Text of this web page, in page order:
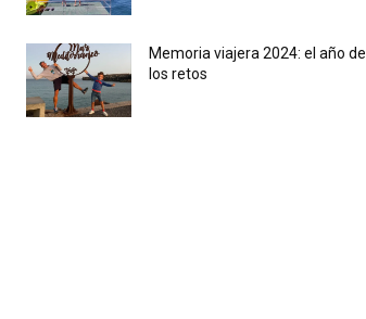
Memoria viajera 2024: el año de
los retos